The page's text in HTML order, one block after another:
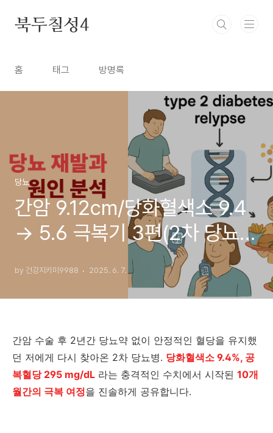
북두칠성4
홈 태그 방명록
당뇨
간암 9.12cm/당화혈색소 9.4
→ 5.6 극복기 3편(2차 당뇨
재발과 그 원인 분석)
by 건강지키미9988 2025. 6. 7.
간암 수술 후 2년간 당뇨약 없이 안정적인 혈당을 유지했
던 저에게 다시 찾아온 2차 당뇨병. 당화혈색소 9.4%, 공
복혈당 295 mg/dL 라는 충격적인 수치에서 시작된 10개
월간의 극복 여정을 진솔하게 공유합니다.